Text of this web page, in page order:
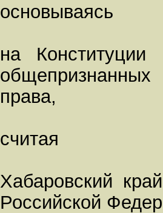
основываясь
на
права,
считая
Хабаровский
Российской